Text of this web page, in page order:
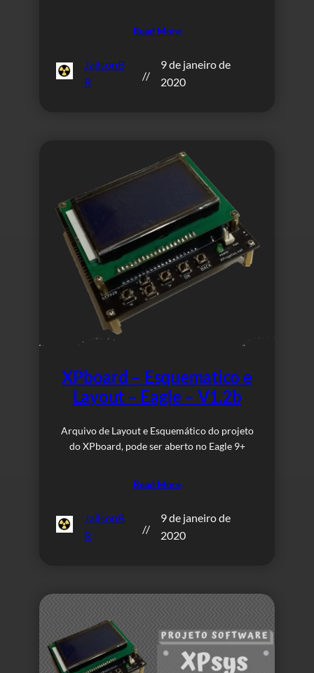
Read More
JailsonB
R
//
9 de janeiro de
2020
XPboard – Esquematico e
Layout – Eagle – V1.2b
Arquivo de Layout e Esquemático do projeto
do XPboard, pode ser aberto no Eagle 9+
Read More
JailsonB
R
//
9 de janeiro de
2020